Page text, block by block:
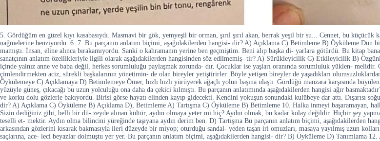
5. Gördüğüm en güzel kıyı kasabasıydı. Masmavi bir gök, yemyeşil bir orman, şırıl şırıl akan, berrak yeşil bir su... Cennet, bu
nağmelerine benziyordu. 6. 7. Bu parçanın anlatım biçimi, aşağıdakilerden hangisi- dir? A) Açıklama C) Betimleme B) Öyküleme Dün
mamıştı. İnsan, eline alınca bırakamıyordu. Sanki o kahramanın yerine ben geçmiştim. Beni alıp başka di- yarlara götürdü. Bu kitap
sanatçının anlatım özellikleriyle ilgili olarak aşağıdakilerden hangisinden söz edilmemiş- tir? A) Sürükleyicilik C) Etkileyicilik B)
içinde yalnız anne ve baba değil, herkes sorumluluğu paylaşmak zorunda- dır. Çocuklar ise yaşları oranında sorumluluk yüklen-
çimlendirmekten aciz, sürekli başkalarının yönetimin- de olan bireyler yetiştirirler. Böyle yetişen bireyler de yaşadıkları
Öykülemeye C) Açıklamaya D) Betimlemeye Ömer, hızlı hızlı yürüyerek ağaçlı yolun başına ulaştı. Gördüğü manzara karşısında
yüzüyle güneş, çıkacağı bu uzun yolculuğu ona daha da çekici kılmıştı. Bu parçanın anlatımında aşağıdakilerden hangisi ağır
ve korku dolu gözlerle bakıyordu. Birisi görse hayatı elinden kayıp gidecekti. Kendini yokuşun sonundaki kulübeye dar attı. Dışarısı
dir? A) Açıklama C) Öyküleme B) Açıklama D), Betimleme A) Tartışma C) Öyküleme B) Betimleme 10. Halka inmeyi başaramayan,
Sizin dediğiniz gibi, belli bir dü- zeyde alınan kültür, aydın olmaya yeter mi hiç? Aydın olmak, bu kadar kolay değildir. Hiçbir şey
teselli et- mektir. Aydın olma bilincini yüreğinde taşıyana aydın derim ben. D) Tartışma Bu parçanın anlatım biçimi, aşağıdakilerden
arkasından gözlerini kısarak bakmasıyla ileri düzeyde bir miyop; oturduğu sandal- yeden taşan iri omuzları, masaya yayılmış uzun
saçlarına, ace- leci beyazlar dolmuştu yer yer. Bu parçanın anlatım biçimi, aşağıdakilerden hangisi- dir? B) Öyküleme D) Tanımlama